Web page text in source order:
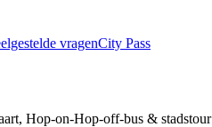
vragenCity Pass
Hop-on-Hop-off-bus & stadstour